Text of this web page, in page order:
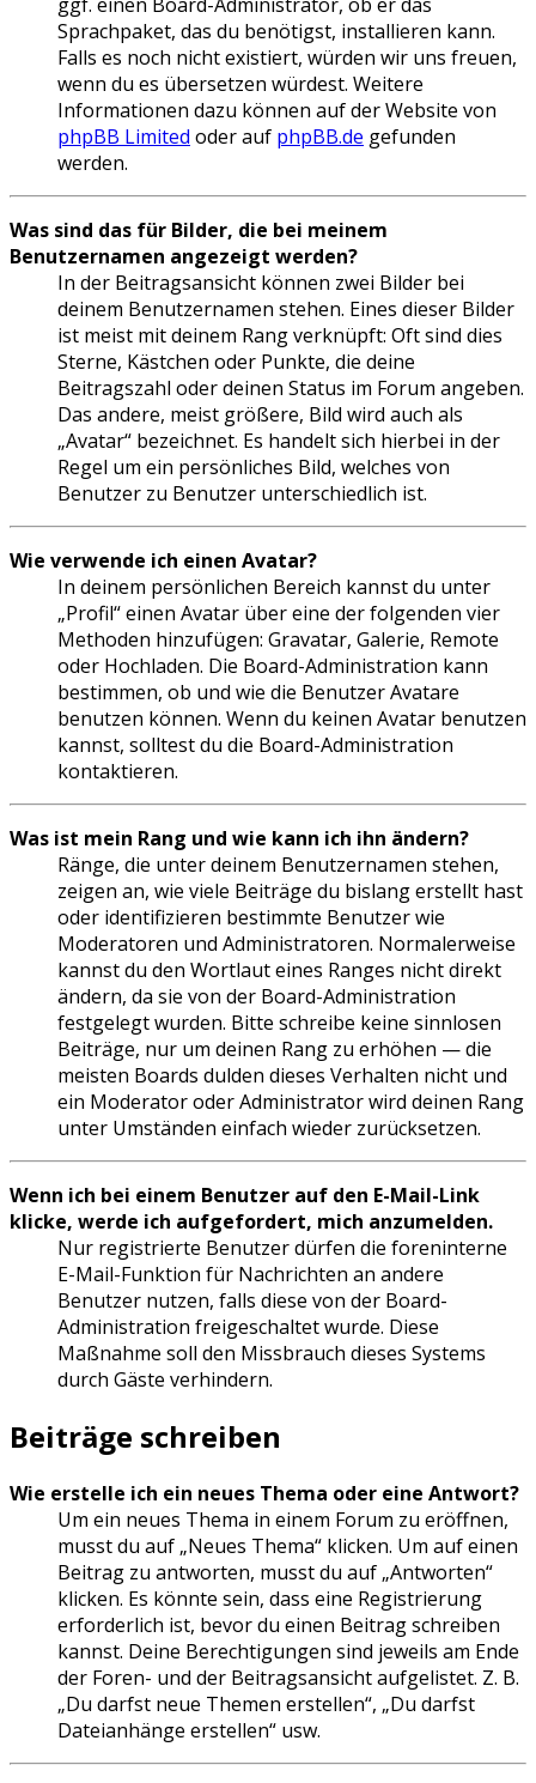
Sprachpaket, das du benötigst, installieren kann.
Falls es noch nicht existiert, würden wir uns freuen,
wenn du es übersetzen würdest. Weitere
Informationen dazu können auf der Website von
phpBB Limited oder auf phpBB.de gefunden
werden.
Was sind das für Bilder, die bei meinem
Benutzernamen angezeigt werden?
In der Beitragsansicht können zwei Bilder bei
deinem Benutzernamen stehen. Eines dieser Bilder
ist meist mit deinem Rang verknüpft: Oft sind dies
Sterne, Kästchen oder Punkte, die deine
Beitragszahl oder deinen Status im Forum angeben.
Das andere, meist größere, Bild wird auch als
„Avatar“ bezeichnet. Es handelt sich hierbei in der
Regel um ein persönliches Bild, welches von
Benutzer zu Benutzer unterschiedlich ist.
Wie verwende ich einen Avatar?
In deinem persönlichen Bereich kannst du unter
„Profil“ einen Avatar über eine der folgenden vier
Methoden hinzufügen: Gravatar, Galerie, Remote
oder Hochladen. Die Board-Administration kann
bestimmen, ob und wie die Benutzer Avatare
benutzen können. Wenn du keinen Avatar benutzen
kannst, solltest du die Board-Administration
kontaktieren.
Was ist mein Rang und wie kann ich ihn ändern?
Ränge, die unter deinem Benutzernamen stehen,
zeigen an, wie viele Beiträge du bislang erstellt hast
oder identifizieren bestimmte Benutzer wie
Moderatoren und Administratoren. Normalerweise
kannst du den Wortlaut eines Ranges nicht direkt
ändern, da sie von der Board-Administration
festgelegt wurden. Bitte schreibe keine sinnlosen
Beiträge, nur um deinen Rang zu erhöhen — die
meisten Boards dulden dieses Verhalten nicht und
ein Moderator oder Administrator wird deinen Rang
unter Umständen einfach wieder zurücksetzen.
Wenn ich bei einem Benutzer auf den E-Mail-Link
klicke, werde ich aufgefordert, mich anzumelden.
Nur registrierte Benutzer dürfen die foreninterne
E-Mail-Funktion für Nachrichten an andere
Benutzer nutzen, falls diese von der Board-
Administration freigeschaltet wurde. Diese
Maßnahme soll den Missbrauch dieses Systems
durch Gäste verhindern.
Beiträge schreiben
Wie erstelle ich ein neues Thema oder eine Antwort?
Um ein neues Thema in einem Forum zu eröffnen,
musst du auf „Neues Thema“ klicken. Um auf einen
Beitrag zu antworten, musst du auf „Antworten“
klicken. Es könnte sein, dass eine Registrierung
erforderlich ist, bevor du einen Beitrag schreiben
kannst. Deine Berechtigungen sind jeweils am Ende
der Foren- und der Beitragsansicht aufgelistet. Z. B.
„Du darfst neue Themen erstellen“, „Du darfst
Dateianhänge erstellen“ usw.